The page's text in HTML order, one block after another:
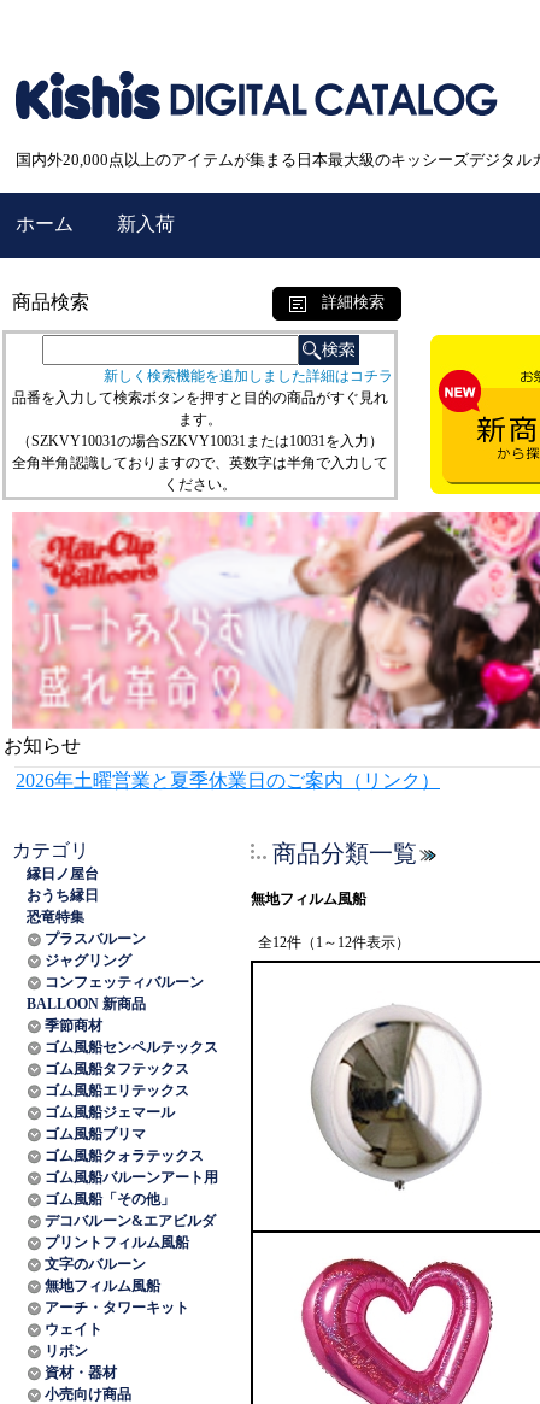
国内外20,000点以上のアイテムが集まる日本最大級のキッシーズデジタル
ホーム 新入荷
商品検索 詳細検索
新しく検索機能を追加しました詳細はコチラ
品番を入力して検索ボタンを押すと目的の商品がすぐ見れ
ます。
（SZKVY10031の場合SZKVY10031または10031を入力）
全角半角認識しておりますので、英数字は半角で入力して
ください。
お知らせ
2026年土曜営業と夏季休業日のご案内（リンク）
カテゴリ
縁日ノ屋台
おうち縁日
恐竜特集
プラスバルーン
ジャグリング
コンフェッティバルーン
BALLOON 新商品
季節商材
ゴム風船センペルテックス
ゴム風船タフテックス
ゴム風船エリテックス
ゴム風船ジェマール
ゴム風船プリマ
ゴム風船クォラテックス
ゴム風船バルーンアート用
ゴム風船「その他」
デコバルーン&エアビルダ
プリントフィルム風船
文字のバルーン
無地フィルム風船
アーチ・タワーキット
ウェイト
リボン
資材・器材
小売向け商品
商品分類一覧
無地フィルム風船
全12件（1～12件表示）